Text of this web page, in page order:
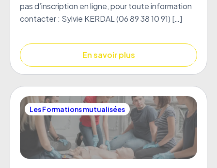
pas d’inscription en ligne, pour toute information
contacter : Sylvie KERDAL (06 89 38 10 91) […]
En savoir plus
Les Formations mutualisées